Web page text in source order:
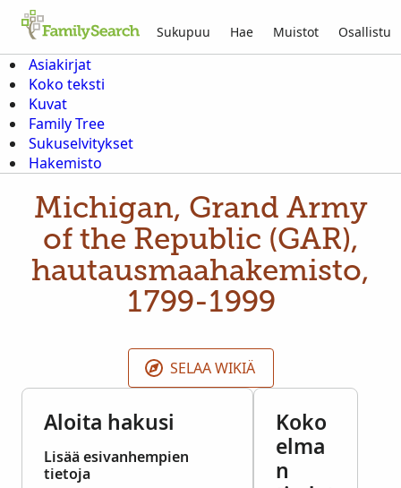
Sukupuu Hae Muistot Osallistu
Asiakirjat
Koko teksti
Kuvat
Family Tree
Sukuselvitykset
Hakemisto
Michigan, Grand Army
of the Republic (GAR),
hautausmaahakemisto,
1799-1999
SELAA WIKIÄ
Aloita hakusi
Lisää esivanhempien
tietoja
Koko
elma
n